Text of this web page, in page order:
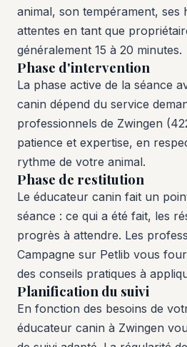
animal, son tempérament, ses
attentes en tant que
généralement 15 à 20 minutes.
Phase d'intervention
La phase active de la séance
canin dépend du service
professionnels de Zwingen
patience et expertise, en
rythme de votre animal.
Phase de restitution
Le éducateur canin fait un
séance : ce qui a été fait, les
progrès à attendre. Les
Campagne sur Petlib vous
des conseils pratiques à
Planification du suivi
En fonction des besoins de
éducateur canin à Zwingen